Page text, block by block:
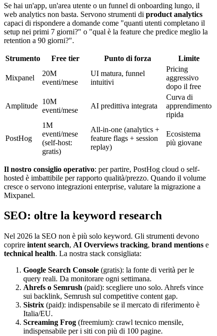
Se hai un'app, un'area utente o un funnel di onboarding lungo, il
web analytics non basta. Servono strumenti di product analytics
capaci di rispondere a domande come "quanti utenti completano il
setup nei primi 7 giorni?" o "qual è la feature che predice meglio la
retention a 90 giorni?".
Strumento Free tier Punto di forza Limite
Mixpanel
20M
eventi/mese
UI matura, funnel
intuitivi
Pricing
aggressivo
dopo il free
Amplitude
10M
eventi/mese
AI predittiva integrata
Curva di
apprendimento
ripida
PostHog
1M
eventi/mese
(self-host:
gratis)
All-in-one (analytics +
feature flags + session
replay)
Ecosistema
più giovane
Il nostro consiglio operativo: per partire, PostHog cloud o self-
hosted è imbattibile per rapporto qualità/prezzo. Quando il volume
cresce o servono integrazioni enterprise, valutare la migrazione a
Mixpanel.
SEO: oltre la keyword research
Nel 2026 la SEO non è più solo keyword. Gli strumenti devono
coprire intent search, AI Overviews tracking, brand mentions e
technical health. La nostra stack consigliata:
Google Search Console (gratis): la fonte di verità per le
query reali. Da monitorare ogni settimana.
Ahrefs o Semrush (paid): scegliere uno solo. Ahrefs vince
sui backlink, Semrush sul competitive content gap.
Sistrix (paid): indispensabile se il mercato di riferimento è
Italia/EU.
Screaming Frog (freemium): crawl tecnico mensile,
indispensabile per i siti con più di 100 pagine.